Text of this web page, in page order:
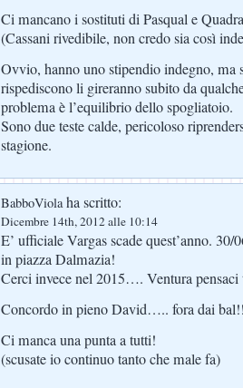
Ci mancano i sostituti di Pasqual e
(Cassani rivedibile, non credo sia così
Ovvio, hanno uno stipendio indegno, ma
rispediscono li gireranno subito da
problema è l’equilibrio dello spogliatoio.
Sono due teste calde, pericoloso
stagione.
BabboViolaha scritto:
Dicembre 14th, 2012 alle 10:14
E’ ufficiale Vargas scade quest’anno.
in piazza Dalmazia!
Cerci invece nel 2015…. Ventura
Concordo in pieno David….. fora dai
Ci manca una punta a tutti!
(scusate io continuo tanto che male fa)